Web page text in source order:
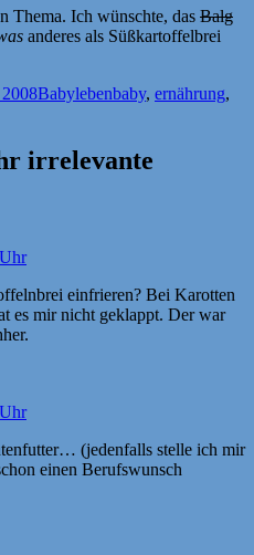
Thema. Ich wünschte, das Balg
anderes als Süßkartoffelbrei
2008Kategorien
BabylebenSchlagwörter
baby, ernährung,
irrelevante
einfrieren? Bei Karotten
es mir nicht geklappt. Der war
(jedenfalls stelle ich mir
einen Berufswunsch